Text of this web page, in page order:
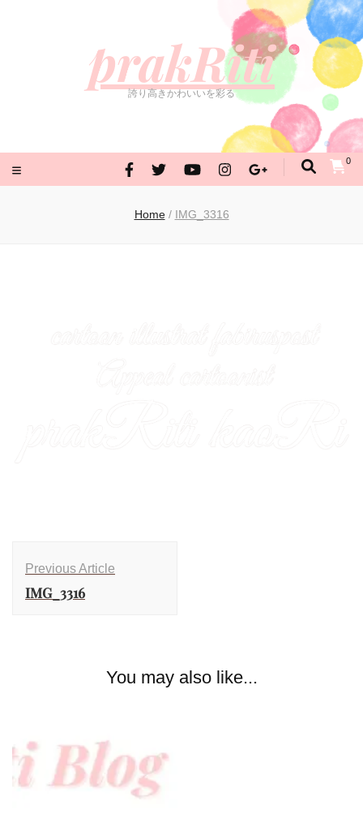
prakRiti
誇り高きかわいいを彩る
0
誇り高きかわいいを彩る
Home / IMG_3316
Previous Article
IMG_3316
You may also like...